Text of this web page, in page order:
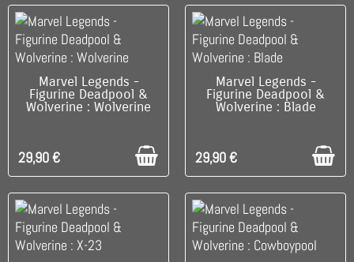
C'EST LE DERNIER !
Marvel Legends -
Figurine Deadpool &
Wolverine : Wolverine
29,90 €
C'EST LE DERNIER !
Marvel Legends -
Figurine Deadpool &
Wolverine : Blade
29,90 €